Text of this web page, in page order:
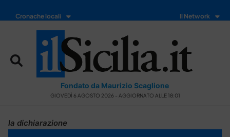
Cronache locali Il Network
Fondato da Maurizio Scaglione
GIOVEDÌ 6 AGOSTO 2026 - AGGIORNATO ALLE 18:01
la dichiarazione